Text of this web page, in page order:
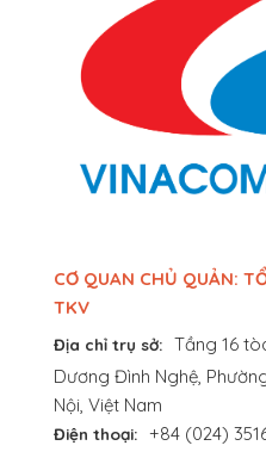
CƠ QUAN CHỦ QUẢN:
TKV
Địa chỉ trụ sở: Tầng 16
Dương Đình Nghệ,
Nội, Việt Nam
Điện thoại: +84 (024)